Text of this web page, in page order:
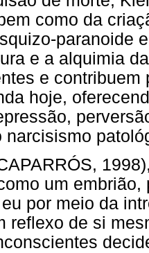
como da
paranoide
e a alquimia
e
hoje,
narcisismo
um
por meio da
reflexo de si